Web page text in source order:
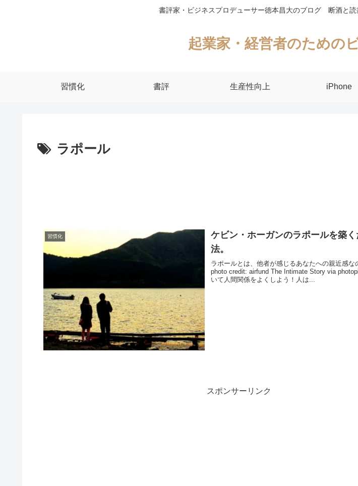
書評家・ビジネスプロデューサー徳本昌大のブログ 断酒と
起業家・経営者のための
習慣化 書評 生産性向上 iPhone
ラポール
習慣化
ケビン・ホーガンのラポールを築
法。
ラポールとは、他者が感じるあなたへの親近感な
photo credit: airfund The Intimate Story via
いて人間関係をよくしよう！人は...
スポンサーリンク